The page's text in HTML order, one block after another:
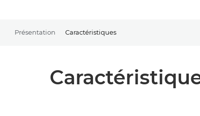
Présentation Caractéristiques